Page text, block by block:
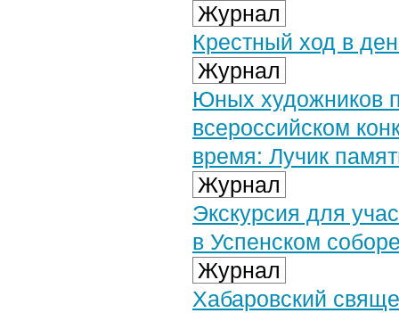
Журнал
Крестный ход в
Журнал
Юных художников
всероссийском
время: Лучик
Журнал
Экскурсия для
в Успенском
Журнал
Хабаровский